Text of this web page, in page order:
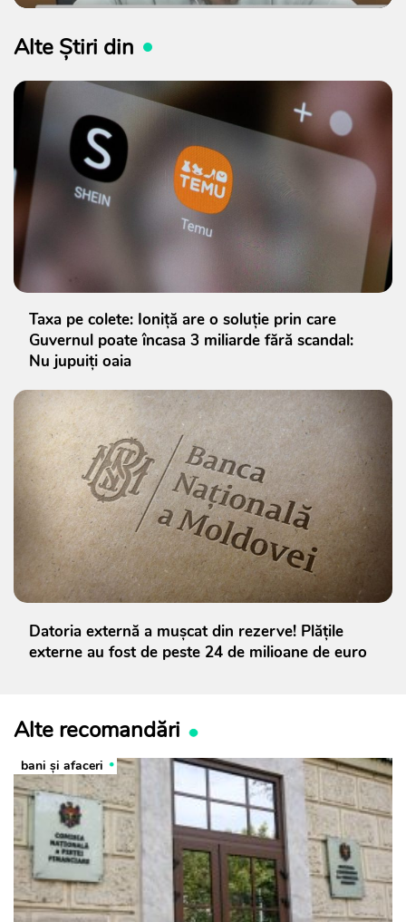
Alte Știri din
Taxa pe colete: Ioniță are o soluție prin care
Guvernul poate încasa 3 miliarde fără scandal:
Nu jupuiți oaia
Datoria externă a mușcat din rezerve! Plățile
externe au fost de peste 24 de milioane de euro
Alte recomandări
bani și afaceri